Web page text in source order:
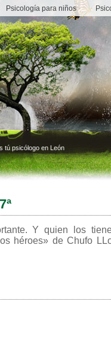
Psicología para niños
tú psicólogo en León
Y quien los
héroes» de Chufo